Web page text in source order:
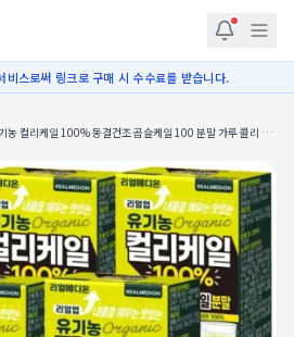
비스로써 링크로 구매 시 수수료를 받습니다.
농 컬리케일 100% 동결건조 곱슬케일 100 분말 가루 콜리 캐